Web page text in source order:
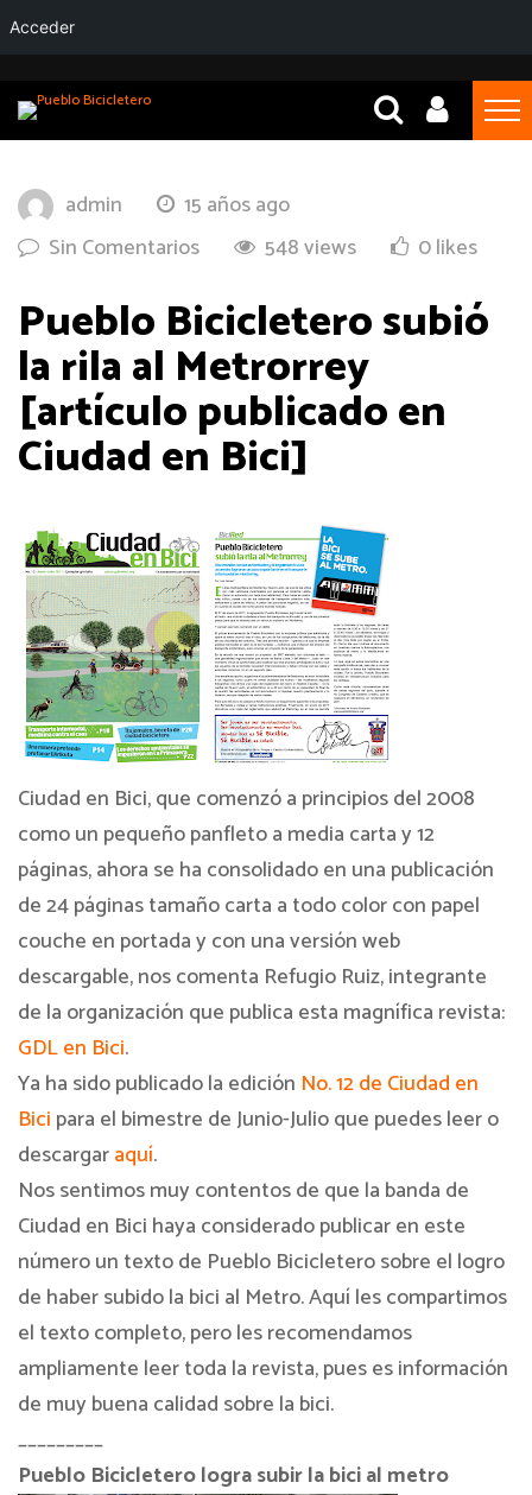
admin
15 años ago
Sin Comentarios
548 views 0 likes
Pueblo Bicicletero subió
la rila al Metrorrey
[artículo publicado en
Ciudad en Bici]
Ciudad en Bici, que comenzó a principios del 2008
como un pequeño panfleto a media carta y 12
páginas, ahora se ha consolidado en una publicación
de 24 páginas tamaño carta a todo color con papel
couche en portada y con una versión web
descargable, nos comenta Refugio Ruiz, integrante
de la organización que publica esta magnífica revista:
GDL en Bici.
Ya ha sido publicado la edición No. 12 de Ciudad en
Bici para el bimestre de Junio-Julio que puedes leer o
descargaraquí.
Nos sentimos muy contentos de que la banda de
Ciudad en Bici haya considerado publicar en este
número un texto de Pueblo Bicicletero sobre el logro
de haber subido la bici al Metro. Aquí les compartimos
el texto completo, pero les recomendamos
ampliamente leer toda la revista, pues es información
de muy buena calidad sobre la bici.
_________
Pueblo Bicicletero logra subir la bici al metro
Acceder